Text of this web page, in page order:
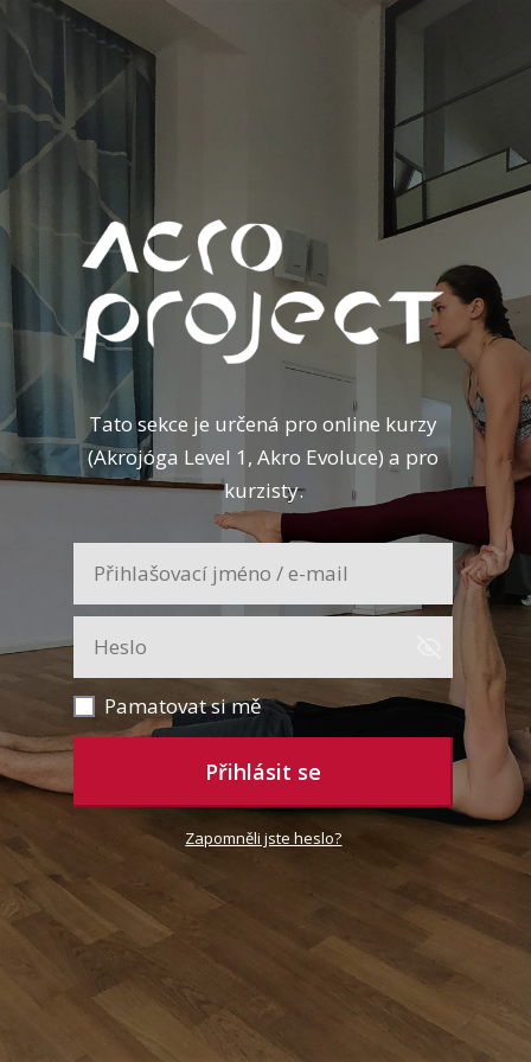
Tato sekce je určená pro online kurzy
(Akrojóga Level 1, Akro Evoluce) a pro
kurzisty.
Pamatovat si mě
Přihlásit se
Zapomněli jste heslo?